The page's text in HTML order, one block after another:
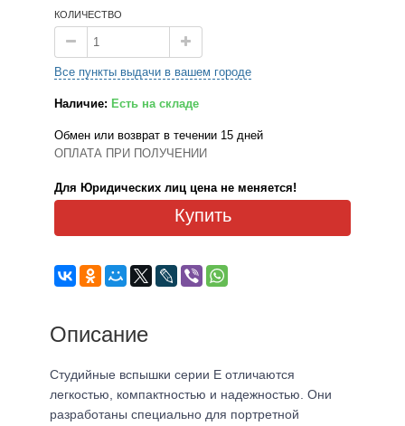
КОЛИЧЕСТВО
Все пункты выдачи в вашем городе
Наличие: Есть на складе
Обмен или возврат в течении 15 дней
ОПЛАТА ПРИ ПОЛУЧЕНИИ
Для Юридических лиц цена не меняется!
Купить
Описание
Студийные вспышки серии Е отличаются
легкостью, компактностью и надежностью. Они
разработаны специально для портретной